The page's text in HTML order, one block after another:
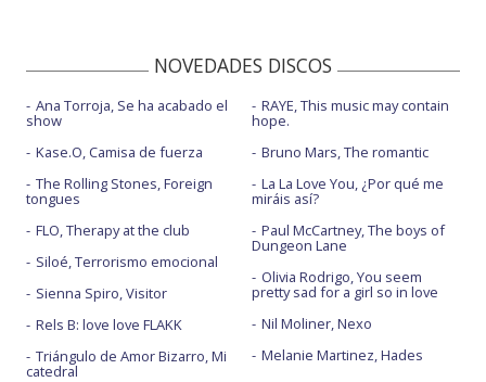
NOVEDADES DISCOS
Ana Torroja, Se ha acabado el
show
Kase.O, Camisa de fuerza
The Rolling Stones, Foreign
tongues
FLO, Therapy at the club
Siloé, Terrorismo emocional
Sienna Spiro, Visitor
Rels B: love love FLAKK
Triángulo de Amor Bizarro, Mi
catedral
RAYE, This music may contain
hope.
Bruno Mars, The romantic
La La Love You, ¿Por qué me
miráis así?
Paul McCartney, The boys of
Dungeon Lane
Olivia Rodrigo, You seem
pretty sad for a girl so in love
Nil Moliner, Nexo
Melanie Martinez, Hades